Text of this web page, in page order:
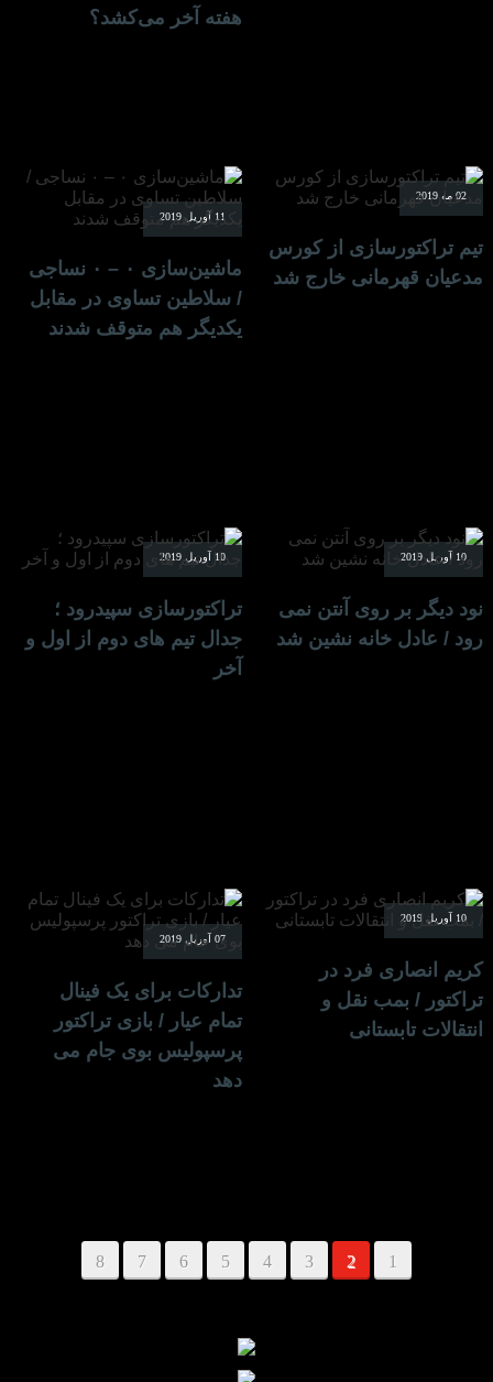
هفته آخر می‌کشد؟
02 مه 2019
تیم تراکتورسازی از کورس
مدعیان قهرمانی خارج شد
11 آوریل 2019
ماشین‌سازی ۰ – ۰ نساجی
/ سلاطین تساوی در مقابل
یکدیگر هم متوقف شدند
10 آوریل 2019
نود دیگر بر روی آنتن نمی
رود / عادل خانه نشین شد
10 آوریل 2019
تراکتورسازی سپیدرود ؛
جدال تیم های دوم از اول و
آخر
10 آوریل 2019
کریم انصاری فرد در
تراکتور / بمب نقل و
انتقالات تابستانی
07 آوریل 2019
تدارکات برای یک فینال
تمام عیار / بازی تراکتور
پرسپولیس بوی جام می
دهد
1
2
3
4
5
6
7
8